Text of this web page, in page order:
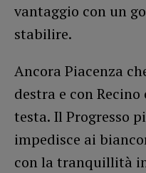
vantaggio con un
stabilire.
Ancora Piacenza
destra e con
testa. Il Progresso
impedisce ai
con la tranquillità